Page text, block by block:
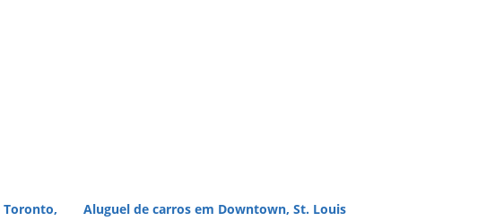
Toronto,
Aluguel de carros em Downtown, St. Louis